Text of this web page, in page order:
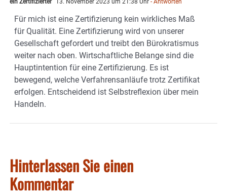
ein Zertifizierter 13. November 2023 um 21:38 Uhr - Antworten
Für mich ist eine Zertifizierung kein wirkliches Maß
für Qualität. Eine Zertifizierung wird von unserer
Gesellschaft gefordert und treibt den Bürokratismus
weiter nach oben. Wirtschaftliche Belange sind die
Hauptintention für eine Zertifizierung. Es ist
bewegend, welche Verfahrensanläufe trotz Zertifikat
erfolgen. Entscheidend ist Selbstreflexion über mein
Handeln.
Hinterlassen Sie einen
Kommentar